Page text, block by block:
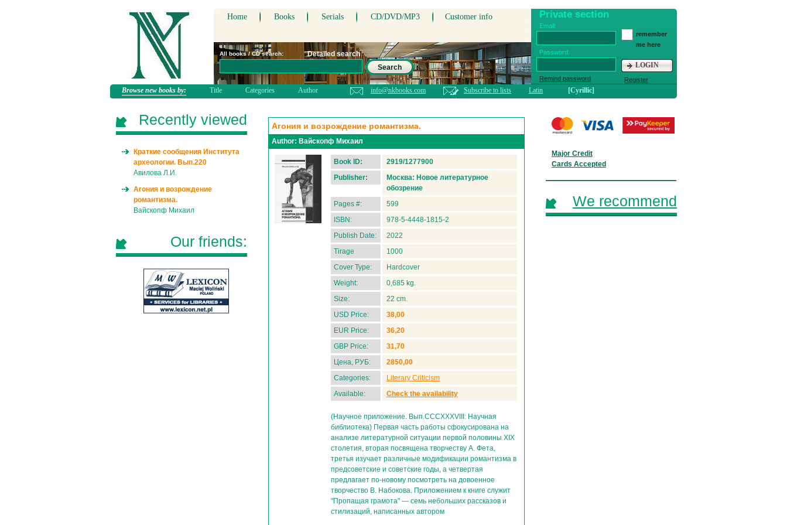
Home Books Serials CD/DVD/MP3 Customer info Private section
Email:
Password:
Remind password
remember
me here
LOGIN
Register
All books / CD search:
Detailed search
Search
Browse new books by: Title Categories Author info@nkbooks.com Subscribe to lists Latin [Cyrillic]
Агония и возрождение романтизма.
Author: Вайскопф Михаил
Book ID:
2919/1277900
Publisher:
Москва: Новое литературное
обозрение
Pages #:
599
ISBN:
978-5-4448-1815-2
Publish Date:
2022
Tirage
1000
Cover Type:
Hardcover
Weight:
0,685 kg.
Size:
22 cm.
USD Price:
38,00
EUR Price:
36,20
GBP Price:
31,70
Цена, РУБ:
2850,00
Categories:
Literary Criticism
Available:
Check the availability
(Научное приложение. Вып.CCCXXXVIII: Научная
библиотека) Первая часть работы сфокусирована на
анализе литературной ситуации первой половины XIX
столетия, вторая посвящена творчеству А. Фета,
третья изучает различные модификации романтизма в
предсоветские и советские годы, а четвертая
предлагает по-новому посмотреть на довоенное
творчество В. Набокова. Приложением к книге служит
"Пропащая грамота" — семь небольших рассказов и
стилизаций, написанных автором
Recently viewed
Краткие сообщения Института
археологии. Вып.220
Авилова Л.И.
Агония и возрождение
романтизма.
Вайскопф Михаил
Our friends:
Major Credit
Cards Accepted
We recommend